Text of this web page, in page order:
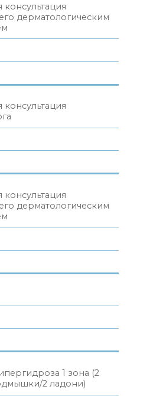
консультация
дерматологическим
консультация
консультация
дерматологическим
1 зона (2
2 ладони)